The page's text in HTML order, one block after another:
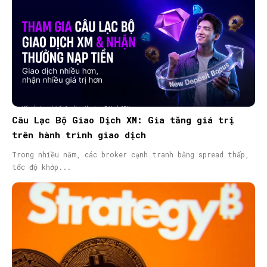
Câu Lạc Bộ Giao Dịch XM: Gia tăng giá trị
trên hành trình giao dịch
Trong nhiều năm, các broker cạnh tranh bằng spread thấp,
tốc độ khớp...